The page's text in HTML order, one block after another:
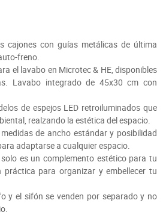
cajones con guías metálicas de última
freno.
el lavabo en Microtec & HE, disponibles
Lavabo integrado de 45x30 cm con
de espejos LED retroiluminados que
realzando la estética del espacio.
de ancho estándar y posibilidad
adaptarse a cualquier espacio.
es un complemento estético para tu
práctica para organizar y embellecer tu
y el sifón se venden por separado y no